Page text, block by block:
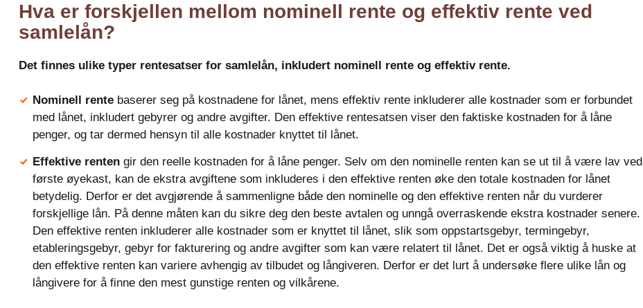
Hva er forskjellen mellom nominell rente og effektiv rente ved
samlelån?
Det finnes ulike typer rentesatser for samlelån, inkludert nominell rente og effektiv rente.
Nominell rente baserer seg på kostnadene for lånet, mens effektiv rente inkluderer alle kostnader som er forbundet
med lånet, inkludert gebyrer og andre avgifter. Den effektive rentesatsen viser den faktiske kostnaden for å låne
penger, og tar dermed hensyn til alle kostnader knyttet til lånet.
Effektive renten gir den reelle kostnaden for å låne penger. Selv om den nominelle renten kan se ut til å være lav ved
første øyekast, kan de ekstra avgiftene som inkluderes i den effektive renten øke den totale kostnaden for lånet
betydelig. Derfor er det avgjørende å sammenligne både den nominelle og den effektive renten når du vurderer
forskjellige lån. På denne måten kan du sikre deg den beste avtalen og unngå overraskende ekstra kostnader senere.
Den effektive renten inkluderer alle kostnader som er knyttet til lånet, slik som oppstartsgebyr, termingebyr,
etableringsgebyr, gebyr for fakturering og andre avgifter som kan være relatert til lånet. Det er også viktig å huske at
den effektive renten kan variere avhengig av tilbudet og långiveren. Derfor er det lurt å undersøke flere ulike lån og
långivere for å finne den mest gunstige renten og vilkårene.